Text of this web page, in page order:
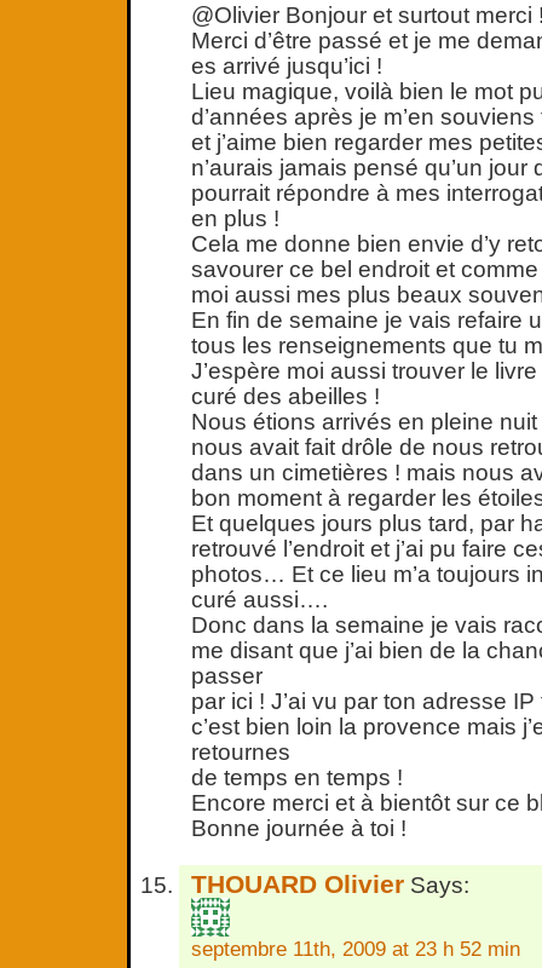
@Olivier Bonjour et surtout merci
Merci d’être passé et je me
es arrivé jusqu’ici !
Lieu magique, voilà bien le mot
d’années après je m’en
et j’aime bien regarder mes
n’aurais jamais pensé qu’un jour
pourrait répondre à mes
en plus !
Cela me donne bien envie d’y
savourer ce bel endroit et
moi aussi mes plus beaux
En fin de semaine je vais refaire
tous les renseignements que tu
J’espère moi aussi trouver le
curé des abeilles !
Nous étions arrivés en pleine
nous avait fait drôle de nous
dans un cimetières ! mais nous
bon moment à regarder les
Et quelques jours plus tard, par
retrouvé l’endroit et j’ai pu faire
photos… Et ce lieu m’a toujours
curé aussi….
Donc dans la semaine je vais
me disant que j’ai bien de la
passer
par ici ! J’ai vu par ton adresse
c’est bien loin la provence mais
retournes
de temps en temps !
Encore merci et à bientôt sur ce
Bonne journée à toi !
THOUARD Olivier Says:
septembre 11th, 2009 at 23 h 52 min